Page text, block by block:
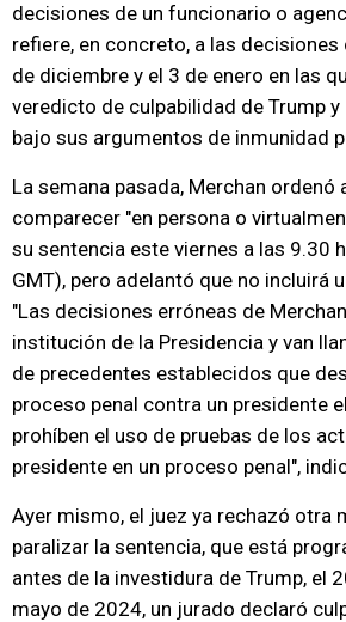
decisiones de un funcionario o
refiere, en concreto, a las decisiones
de diciembre y el 3 de enero en las
veredicto de culpabilidad de Trump
bajo sus argumentos de inmunidad
La semana pasada, Merchan ordenó
comparecer "en persona o
su sentencia este viernes a las 9.30
GMT), pero adelantó que no incluirá
"Las decisiones erróneas de
institución de la Presidencia y van
de precedentes establecidos que
proceso penal contra un presidente
prohíben el uso de pruebas de los
presidente en un proceso penal",
Ayer mismo, el juez ya rechazó otra
paralizar la sentencia, que está
antes de la investidura de Trump, el
mayo de 2024, un jurado declaró